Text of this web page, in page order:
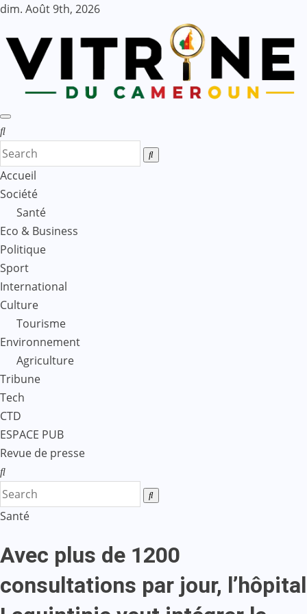
Skip
content
dim. Août 9th, 2026
Accueil
Société
Santé
Eco & Business
Politique
Sport
International
Culture
Tourisme
Environnement
Agriculture
Tribune
Tech
CTD
ESPACE PUB
Revue de presse
Santé
Avec plus de 1200
consultations par jour, l’hôpital